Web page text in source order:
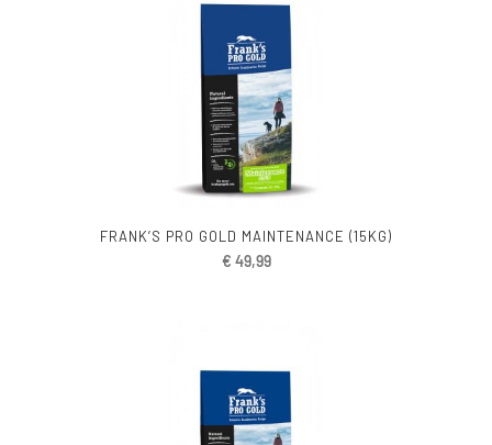
FRANK’S PRO GOLD MAINTENANCE (15KG)
€ 49,99